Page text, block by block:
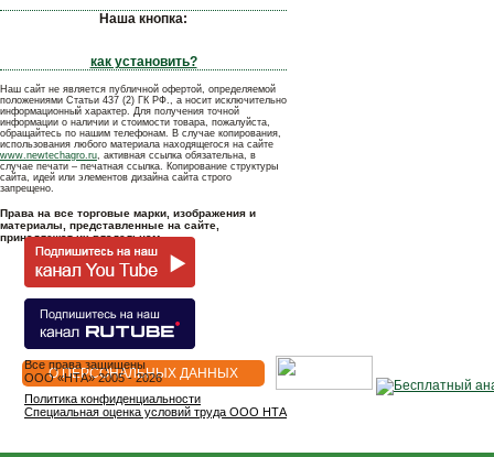
Наша кнопка:
как установить?
Наш сайт не является публичной офертой, определяемой
положениями Статьи 437 (2) ГК РФ., а носит исключительно
информационный характер. Для получения точной
информации о наличии и стоимости товара, пожалуйста,
обращайтесь по нашим телефонам. В случае копирования,
использования любого материала находящегося на сайте
www.newtechagro.ru, активная ссылка обязательна, в
случае печати – печатная ссылка. Копирование структуры
сайта, идей или элементов дизайна сайта строго
запрещено.
Права на все торговые марки, изображения и
материалы, представленные на сайте,
принадлежат их владельцам.
О ПЕРСОНАЛЬНЫХ ДАННЫХ
Все права защищены
OOO «НТА» 2005 - 2026
Политика конфиденциальности
Специальная оценка условий труда ООО НТА